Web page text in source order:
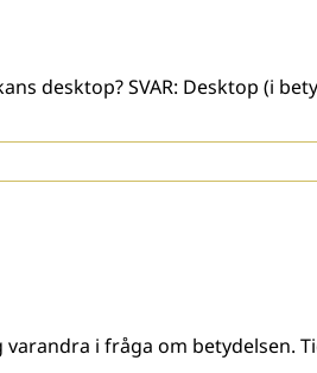
desktop? SVAR: Desktop (i
i fråga om betydelsen.